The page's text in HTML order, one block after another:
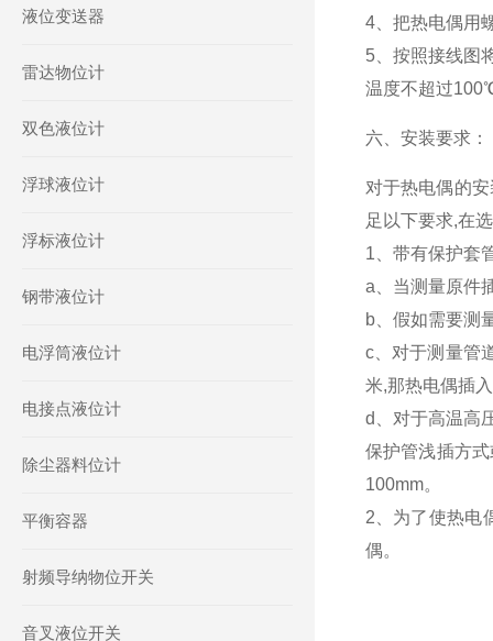
液位变送器
雷达物位计
双色液位计
浮球液位计
浮标液位计
钢带液位计
电浮筒液位计
电接点液位计
除尘器料位计
平衡容器
射频导纳物位开关
音叉液位开关
4、把热电偶用
5、按照接线图
温度不超过
六、安装要求：
对于热电偶的
足以下要求,在
1、带有保护套
a、当测量原件
b、假如需要测
c、对于测量管
米,那热电偶插
d、对于高温高
保护管浅插方
100mm。
2、为了使热电
偶。